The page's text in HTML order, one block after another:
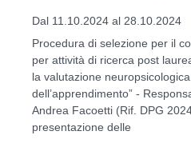
Dal 11.10.2024 al 28.10.2024
Procedura di selezione per il
per attività di ricerca post
la valutazione
dell’apprendimento” -
Andrea Facoetti (Rif. DPG
presentazione delle